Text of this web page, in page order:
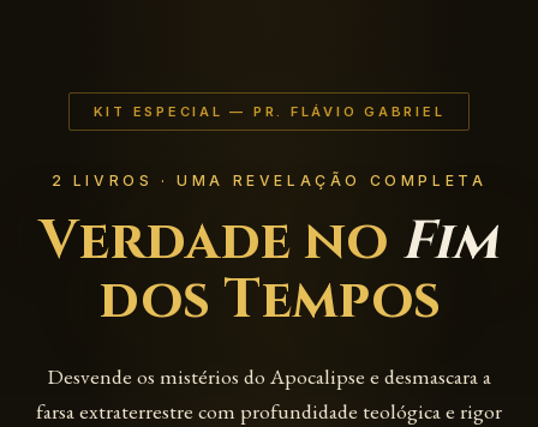
KIT ESPECIAL — PR. FLÁVIO GABRIEL
2 LIVROS · UMA REVELAÇÃO COMPLETA
Verdade no Fim
dos Tempos
Desvende os mistérios do Apocalipse e desmascara a
farsa extraterrestre com profundidade teológica e rigor